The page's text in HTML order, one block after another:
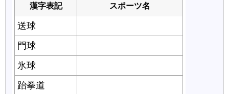
漢字表記 スポーツ名
送球
門球
氷球
跆拳道